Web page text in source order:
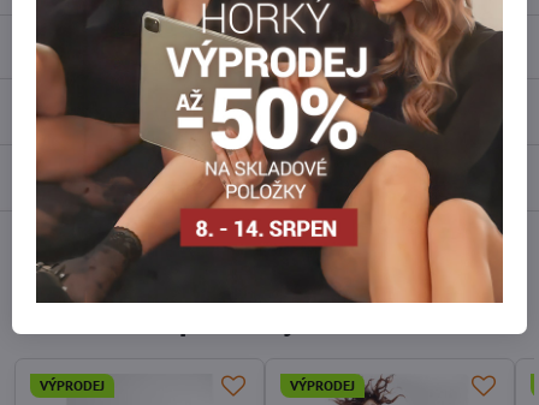
Popis
Recenze
Diskuse
Reddit WhatsApp
VÝPRODEJ VÝPRODEJ